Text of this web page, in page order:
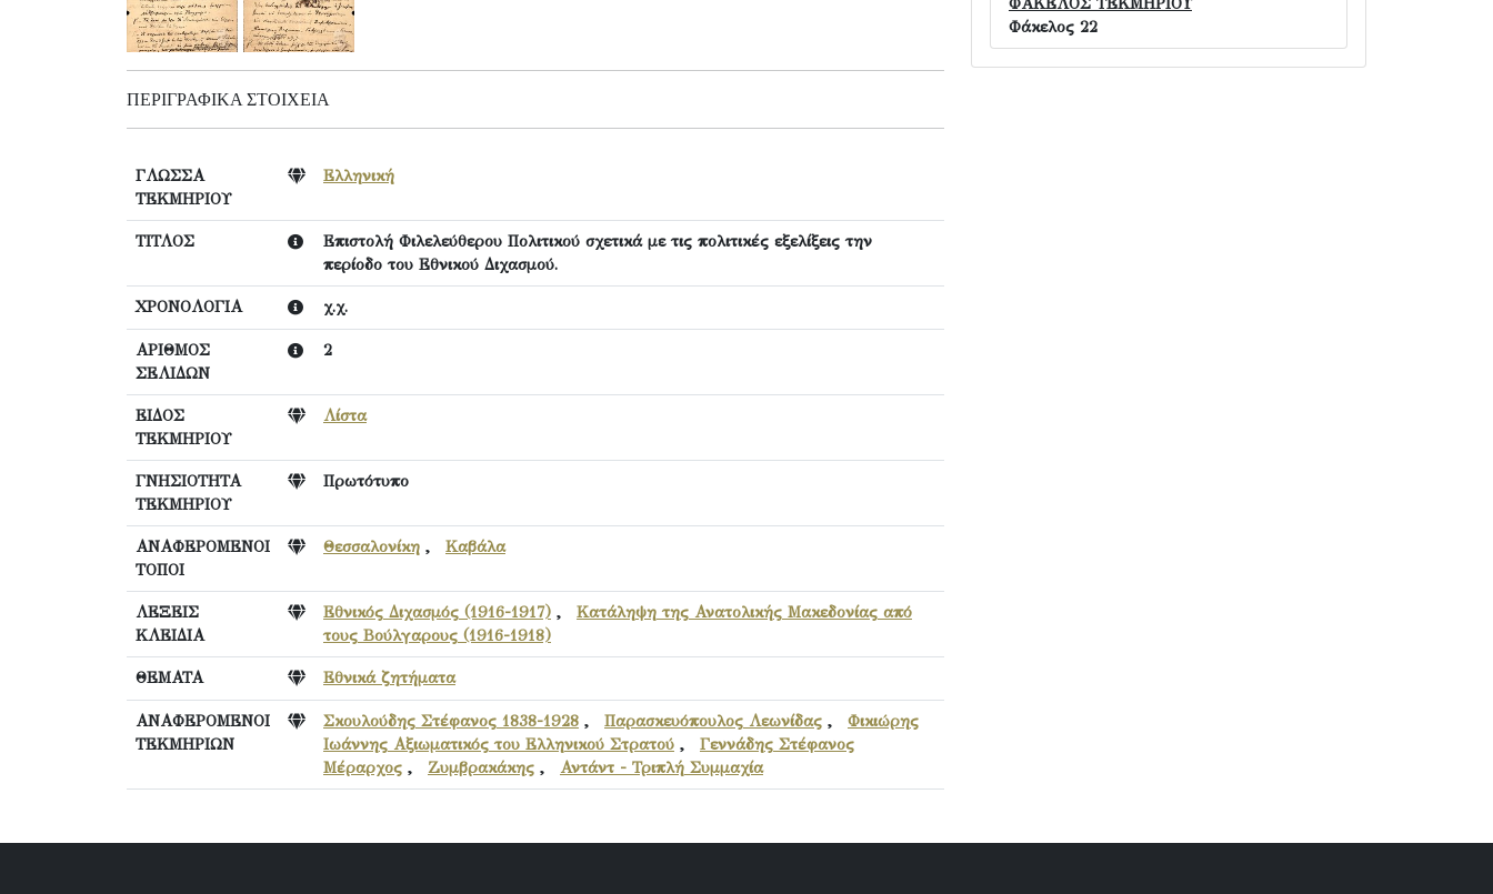
ΠΕΡΙΓΡΑΦΙΚΆ ΣΤΟΙΧΕΊΑ
ΓΛΩΣΣΑ
ΤΕΚΜΗΡΙΟΥ
Ελληνική
ΤΙΤΛΟΣ
Επιστολή Φιλελεύθερου Πολιτικού σχετικά με τις πολιτικές εξελίξεις την
περίοδο του Εθνικού Διχασμού.
ΧΡΟΝΟΛΟΓΙΑ χ.χ.
ΑΡΙΘΜΟΣ
ΣΕΛΙΔΩΝ
2
ΕΙΔΟΣ
ΤΕΚΜΗΡΙΟΥ
Λίστα
ΓΝΗΣΙΟΤΗΤΑ
ΤΕΚΜΗΡΙΟΥ
Πρωτότυπο
ΑΝΑΦΕΡΟΜΕΝΟΙ
ΤΟΠΟΙ
Θεσσαλονίκη , Καβάλα
ΛΕΞΕΙΣ
ΚΛΕΙΔΙΑ
Εθνικός Διχασμός (1916-1917) , Κατάληψη της Ανατολικής Μακεδονίας από
τους Βούλγαρους (1916-1918)
ΘΕΜΑΤΑ Εθνικά ζητήματα
ΑΝΑΦΕΡΟΜΕΝΟΙ
ΤΕΚΜΗΡΙΩΝ
Σκουλούδης Στέφανος 1838-1928 , Παρασκευόπουλος Λεωνίδας , Φικιώρης
Ιωάννης Αξιωματικός του Ελληνικού Στρατού , Γεννάδης Στέφανος
Μέραρχος , Ζυμβρακάκης , Αντάντ - Τριπλή Συμμαχία
Φάκελος 22